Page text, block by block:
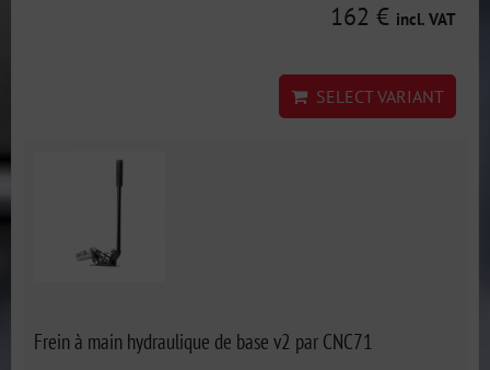
162 € incl. VAT
SELECT VARIANT
Frein à main hydraulique de base v2 par CNC71